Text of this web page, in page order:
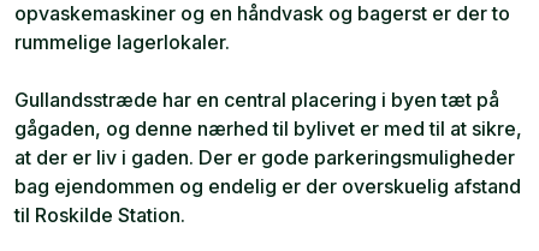
opvaskemaskiner og en håndvask og bagerst er der to
rummelige lagerlokaler.
Gullandsstræde har en central placering i byen tæt på
gågaden, og denne nærhed til bylivet er med til at sikre,
at der er liv i gaden. Der er gode parkeringsmuligheder
bag ejendommen og endelig er der overskuelig afstand
til Roskilde Station.